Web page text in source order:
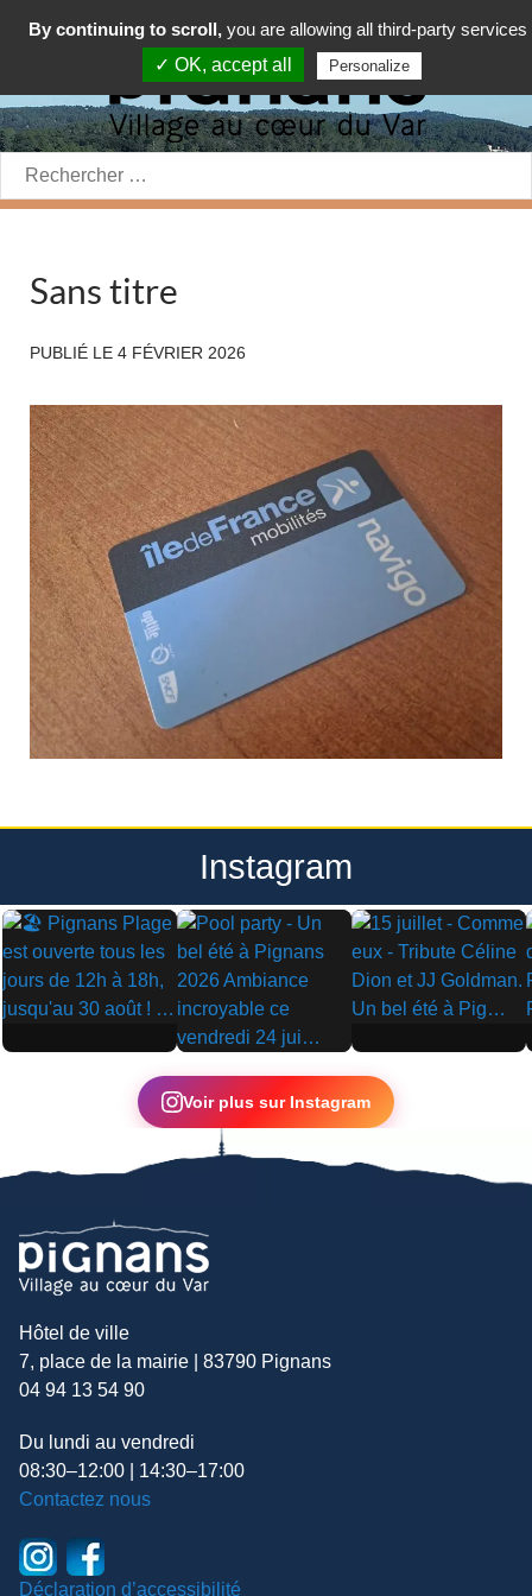
Rechercher:
Sans titre
PUBLIÉ LE 4 FÉVRIER 2026
Instagram
▶
▶
▶
Voir plus sur Instagram
Hôtel de ville
7, place de la mairie | 83790 Pignans
04 94 13 54 90
Du lundi au vendredi
08:30–12:00 | 14:30–17:00
Contactez nous
Déclaration d’accessibilité
By continuing to scroll, you are allowing all third-party services
✓ OK, accept all
Personalize